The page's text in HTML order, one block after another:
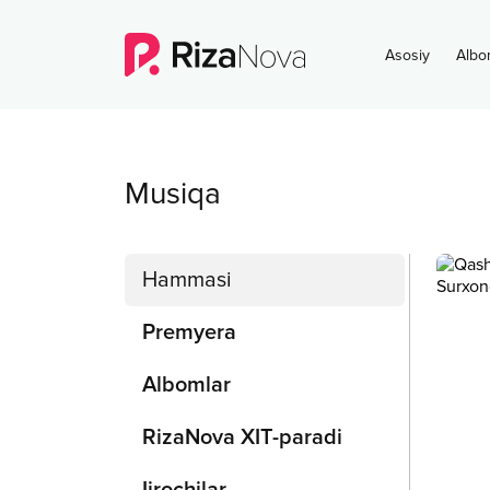
Asosiy
Musiqa
Hammasi
Premyera
Albomlar
RizaNova XIT-paradi